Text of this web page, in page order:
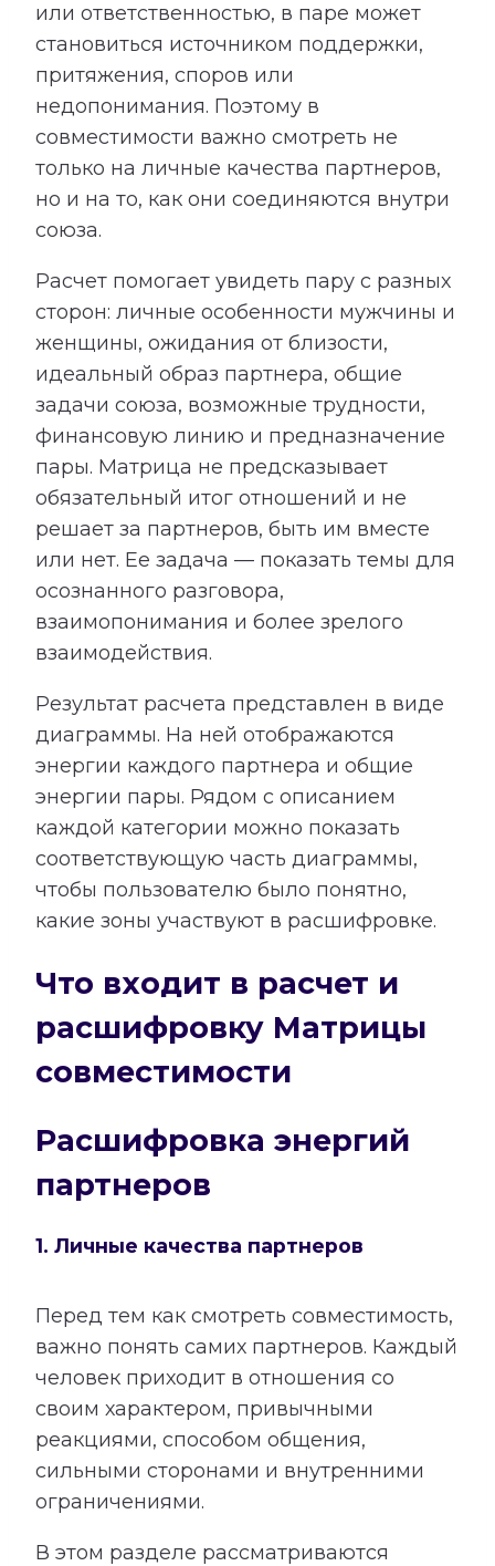
или ответственностью, в паре может
становиться источником поддержки,
притяжения, споров или
недопонимания. Поэтому в
совместимости важно смотреть не
только на личные качества партнеров,
но и на то, как они соединяются внутри
союза.
Расчет помогает увидеть пару с разных
сторон: личные особенности мужчины и
женщины, ожидания от близости,
идеальный образ партнера, общие
задачи союза, возможные трудности,
финансовую линию и предназначение
пары. Матрица не предсказывает
обязательный итог отношений и не
решает за партнеров, быть им вместе
или нет. Ее задача — показать темы для
осознанного разговора,
взаимопонимания и более зрелого
взаимодействия.
Результат расчета представлен в виде
диаграммы. На ней отображаются
энергии каждого партнера и общие
энергии пары. Рядом с описанием
каждой категории можно показать
соответствующую часть диаграммы,
чтобы пользователю было понятно,
какие зоны участвуют в расшифровке.
Что входит в расчет и
расшифровку Матрицы
совместимости
Расшифровка энергий
партнеров
1. Личные качества партнеров
Перед тем как смотреть совместимость,
важно понять самих партнеров. Каждый
человек приходит в отношения со
своим характером, привычными
реакциями, способом общения,
сильными сторонами и внутренними
ограничениями.
В этом разделе рассматриваются